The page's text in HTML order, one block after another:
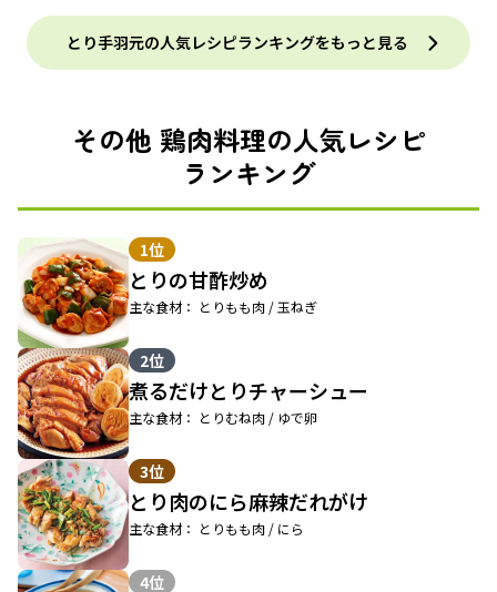
とり手羽元の人気レシピランキングをもっと見る
その他 鶏肉料理の人気レシピ
ランキング
1位
とりの甘酢炒め
主な食材： とりもも肉 / 玉ねぎ
2位
煮るだけとりチャーシュー
主な食材： とりむね肉 / ゆで卵
3位
とり肉のにら麻辣だれがけ
主な食材： とりもも肉 / にら
4位